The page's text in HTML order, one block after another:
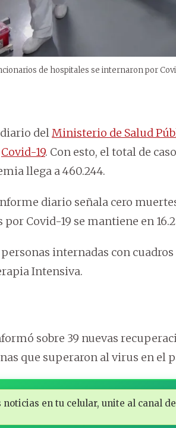
de hospitales se internaron por
delMinisterio de Salud
Covid-19. Con esto, el total de
llega a 460.244.
diario señala cero
Covid-19 se mantiene en
personas internadas con
Intensiva.
sobre 39 nuevas
que superaron al virus en el
noticias en tu celular, unite al canal